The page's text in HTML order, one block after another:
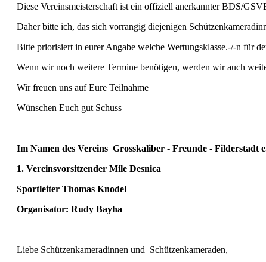
Diese Vereinsmeisterschaft ist ein offiziell anerkannter BDS/
Daher bitte ich, das sich vorrangig diejenigen
Bitte priorisiert in eurer Angabe welche Wertungsklasse.-/-n für
Wenn wir noch weitere Termine benötigen, werden wir auch
Wir freuen uns auf Eure Teilnahme
Wünschen Euch gut Schuss
Im Namen des Vereins Grosskaliber - Freunde - Filderstadt
1. Vereinsvorsitzender Mile Desnica
Sportleiter Thomas Knodel
Organisator: Rudy Bayha
Liebe Schützenkameradinnen und Schützenkameraden,